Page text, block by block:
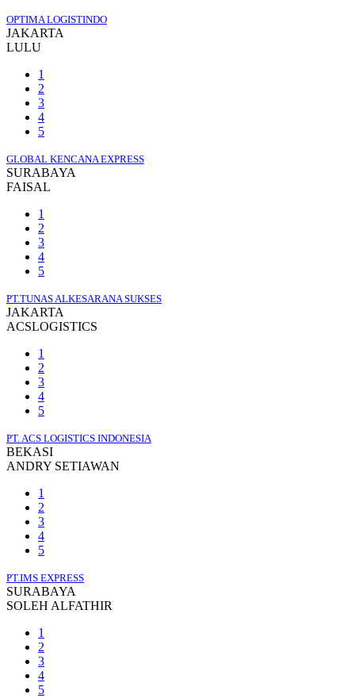
OPTIMA LOGISTINDO
JAKARTA
LULU
1
2
3
4
5
GLOBAL KENCANA EXPRESS
SURABAYA
FAISAL
1
2
3
4
5
PT.TUNAS ALKESARANA SUKSES
JAKARTA
ACSLOGISTICS
1
2
3
4
5
PT. ACS LOGISTICS INDONESIA
BEKASI
ANDRY SETIAWAN
1
2
3
4
5
PT.IMS EXPRESS
SURABAYA
SOLEH ALFATHIR
1
2
3
4
5